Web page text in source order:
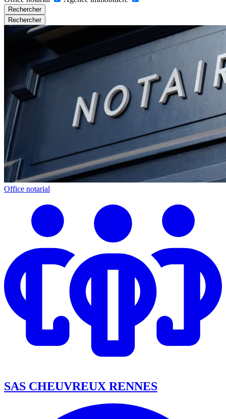
Rechercher
Rechercher
Office notarial
SAS CHEUVREUX RENNES